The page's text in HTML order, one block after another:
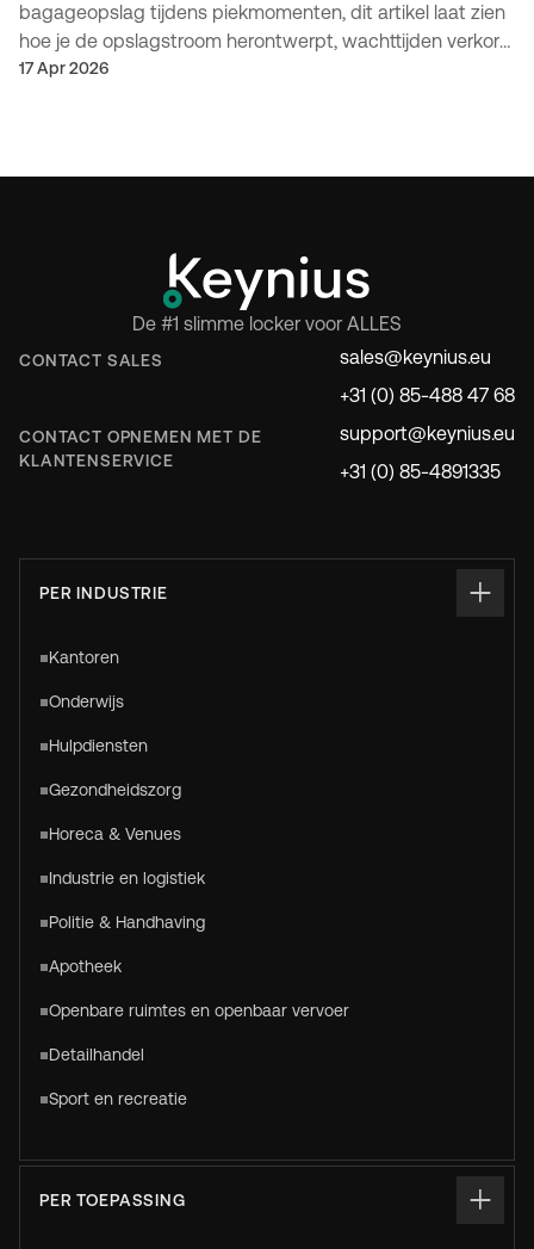
bagageopslag tijdens piekmomenten, dit artikel laat zien
hoe je de opslagstroom herontwerpt, wachttijden verkort
en de operatie verbetert met een mix van self-service en
17 Apr 2026
De #1 slimme locker voor ALLES
CONTACT SALES
sales@keynius.eu
+31 (0) 85-488 47 68
CONTACT OPNEMEN MET DE
KLANTENSERVICE
support@keynius.eu
+31 (0) 85-4891335
PER INDUSTRIE
Kantoren
Onderwijs
Hulpdiensten
Gezondheidszorg
Horeca & Venues
Industrie en logistiek
Politie & Handhaving
Apotheek
Openbare ruimtes en openbaar vervoer
Detailhandel
Sport en recreatie
PER TOEPASSING